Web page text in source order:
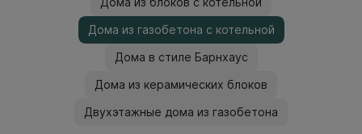
Дома из газобетона с котельной
Дома в стиле Барнхаус
Дома из керамических блоков
Двухэтажные дома из газобетона